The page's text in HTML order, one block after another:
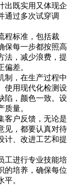
出既实用又体现企
通过多次试穿调
标准，包括裁
保每一步都按照高
法，减少浪费，提
差。
，在生产过程中
使用现代化检测设
陷，颜色一致。设
量。
户反馈，无论是
见，都要认真对待
计、改进工艺和提
进行专业技能培
的培养，确保每位
。